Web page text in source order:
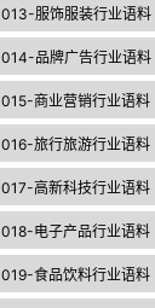
013-服饰服装行业语料
014-品牌广告行业语料
015-商业营销行业语料
016-旅行旅游行业语料
017-高新科技行业语料
018-电子产品行业语料
019-食品饮料行业语料